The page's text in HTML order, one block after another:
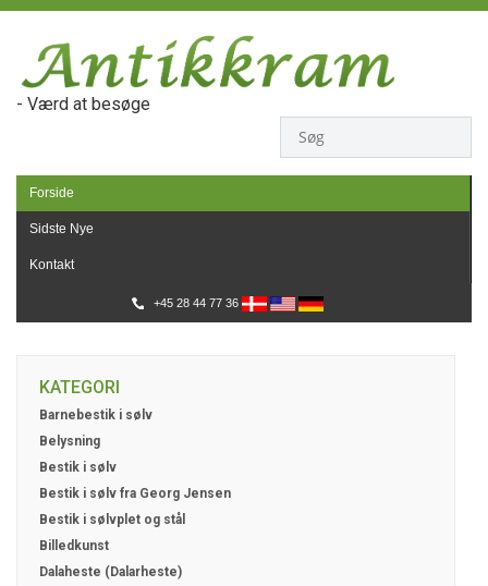
- Værd at besøge
Forside
Sidste Nye
Kontakt
+45 28 44 77 36
KATEGORI
Barnebestik i sølv
Belysning
Bestik i sølv
Bestik i sølv fra Georg Jensen
Bestik i sølvplet og stål
Billedkunst
Dalaheste (Dalarheste)